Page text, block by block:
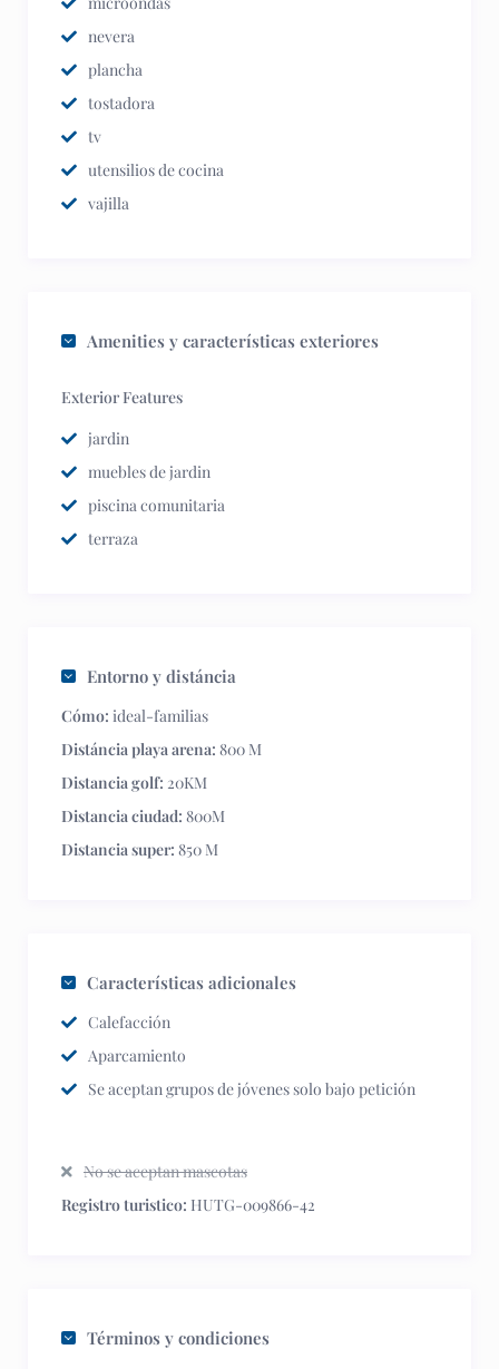
nevera
plancha
tostadora
tv
utensilios de cocina
vajilla
Amenities y características exteriores
Exterior Features
jardin
muebles de jardin
piscina comunitaria
terraza
Entorno y distáncia
Cómo: ideal-familias
Distáncia playa arena: 800 M
Distancia golf: 20KM
Distancia ciudad: 800M
Distancia super: 850 M
Características adicionales
Calefacción
Aparcamiento
Se aceptan grupos de jóvenes solo bajo petición
No se aceptan mascotas
Registro turistico: HUTG-009866-42
Términos y condiciones